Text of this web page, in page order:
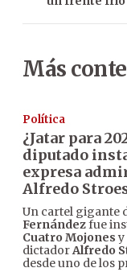
Más
Política
¿Jatar para
diputado
expresa
Alfredo
Un cartel gigante
Fernándezfue
Cuatro Mojones y
dictadorAlfredo
desde uno de los